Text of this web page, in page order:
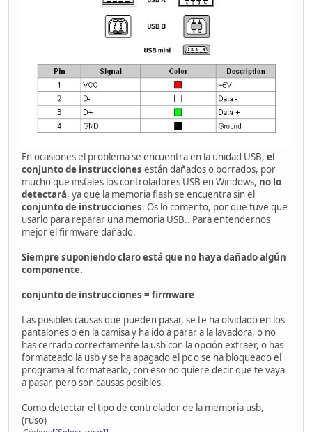
En ocasiones el problema se encuentra en la unidad USB, el
conjunto de instrucciones están dañados o borrados, por
mucho que instales los controladores USB en Windows, no lo
detectará, ya que la memoria flash se encuentra sin el
conjunto de instrucciones. Os lo comento, por que tuve que
usarlo para reparar una memoria USB.. Para entendernos
mejor el firmware dañado.
Siempre suponiendo claro está que no haya dañado algún
componente.
conjunto de instrucciones = firmware
Las posibles causas que pueden pasar, se te ha olvidado en los
pantalones o en la camisa y ha ido a parar a la lavadora, o no
has cerrado correctamente la usb con la opción extraer, o has
formateado la usb y se ha apagado el pc o se ha bloqueado el
programa al formatearlo, con eso no quiere decir que te vaya
a pasar, pero son causas posibles.
Como detectar el tipo de controlador de la memoria usb,
(ruso)